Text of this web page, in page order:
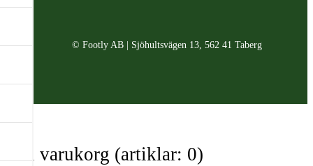
© Footly AB | Sjöhultsvägen 13, 562 41 Taberg
Din varukorg (artiklar: 0)